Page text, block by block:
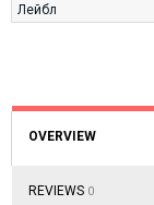
Лейбл
OVERVIEW
REVIEWS 0